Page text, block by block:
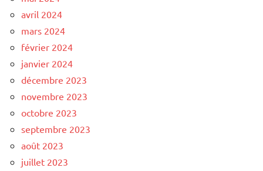
avril 2024
mars 2024
février 2024
janvier 2024
décembre 2023
novembre 2023
octobre 2023
septembre 2023
août 2023
juillet 2023